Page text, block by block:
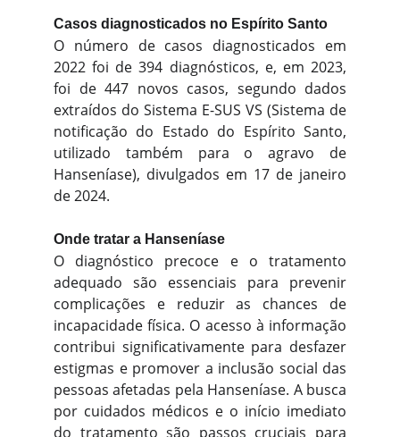
Casos diagnosticados no Espírito Santo
O número de casos diagnosticados em
2022 foi de 394 diagnósticos, e, em 2023,
foi de 447 novos casos, segundo dados
extraídos do Sistema E-SUS VS (Sistema de
notificação do Estado do Espírito Santo,
utilizado também para o agravo de
Hanseníase), divulgados em 17 de janeiro
de 2024.
Onde tratar a Hanseníase
O diagnóstico precoce e o tratamento
adequado são essenciais para prevenir
complicações e reduzir as chances de
incapacidade física. O acesso à informação
contribui significativamente para desfazer
estigmas e promover a inclusão social das
pessoas afetadas pela Hanseníase. A busca
por cuidados médicos e o início imediato
do tratamento são passos cruciais para